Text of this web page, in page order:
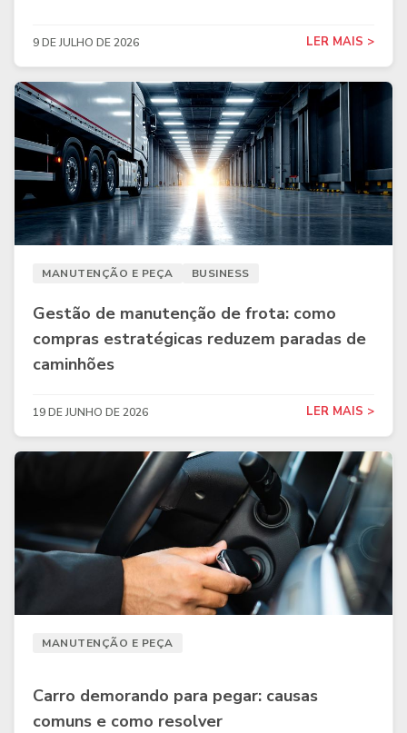
9 DE JULHO DE 2026 LER MAIS >
MANUTENÇÃO E PEÇA BUSINESS
Gestão de manutenção de frota: como
compras estratégicas reduzem paradas de
caminhões
19 DE JUNHO DE 2026 LER MAIS >
MANUTENÇÃO E PEÇA
Carro demorando para pegar: causas
comuns e como resolver